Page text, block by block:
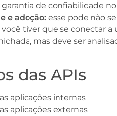
garantia de confiabilidade
e adoção: esse pode não
você tiver que se conectar a
mas deve ser
das APIs
aplicações internas
aplicações externas